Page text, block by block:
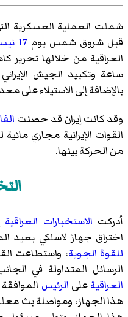
شملت العملية العسكرية
قبل شروق شمس يوم 17 نيسان
ساعة وتكبيد الجيش
بالإضافة إلى الاستيلاء على
وقد كانت إيران قد حصنت
القوات الإيرانية مجاري
من الحركة بينها.
أدركت الاستخبارات العراقية
اختراق جهاز لاسلكي بعيد
للقوة الجوية، واستطاعت
الرسائل المتداولة في
العراقيةعلى الرئيس
هذا الجهاز، ومواصلة بث